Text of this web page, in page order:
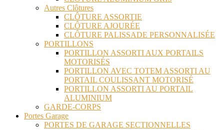
Autres Clôtures
CLÔTURE ASSORTIE
CLÔTURE AJOURÉE
CLÔTURE PALISSADE PERSONNALISÉE
PORTILLONS
PORTILLON ASSORTI AUX PORTAILS
MOTORISÉS
PORTILLON AVEC TOTEM ASSORTI AU
PORTAIL COULISSANT MOTORISÉ
PORTILLON ASSORTI AU PORTAIL
ALUMINIUM
GARDE-CORPS
Portes Garage
PORTES DE GARAGE SECTIONNELLES